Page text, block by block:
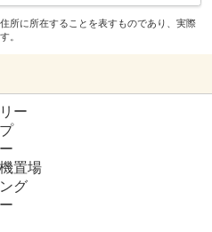
所に所在することを表すものであり、実際
。
ー
置場
グ